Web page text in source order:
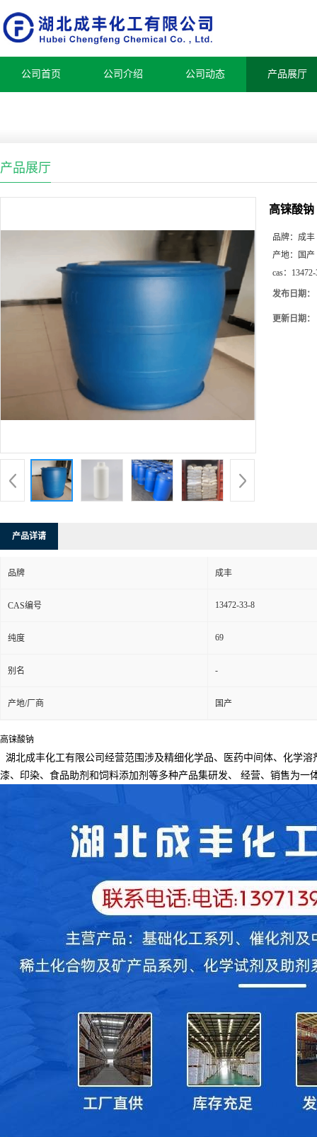
公司首页 公司介绍 公司动态 产品展厅
产品展厅
高铼酸钠
品牌： 成丰
产地：
国产
cas：
发布日期：
更新日期：
产品详请
品牌 成丰
CAS编号 13472-33-8
纯度 69
别名 -
产地/厂商 国产
高铼酸钠
湖北成丰化工有限公司经营范围涉及精细化学品、医药中间体、化学
漆、印染、食品助剂和饲料添加剂等多种产品集研发、
经营、销售为一